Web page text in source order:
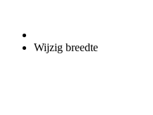
Wijzig breedte